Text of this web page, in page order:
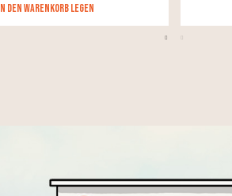
den Warenkorb legen